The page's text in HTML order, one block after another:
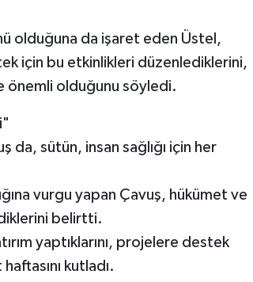
olduğuna da işaret eden Üstel,
için bu etkinlikleri düzenlediklerini,
önemli olduğunu söyledi.
da, sütün, insan sağlığı için her
vurgu yapan Çavuş, hükümet ve
belirtti.
yaptıklarını, projelere destek
kutladı.